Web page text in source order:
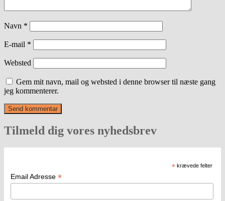
Navn *
E-mail *
Websted
Gem mit navn, mail og websted i denne browser til næste gang
jeg kommenterer.
Tilmeld dig vores nyhedsbrev
* krævede felter
Email Adresse *